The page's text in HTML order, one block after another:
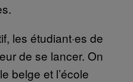
les étudiant·es de
de se lancer. On
belge et l’école